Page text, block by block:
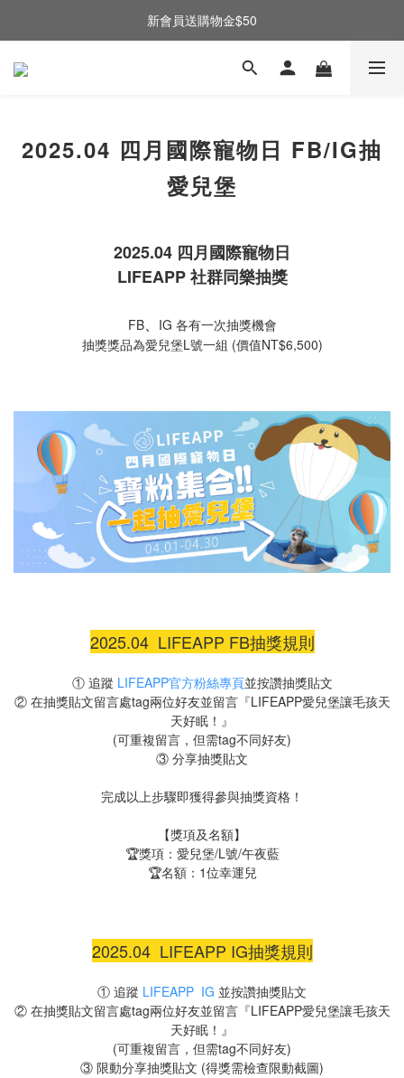
新會員送購物金$50
2025.04 四月國際寵物日 FB/IG抽
愛兒堡
2025.04 四月國際寵物日
LIFEAPP 社群同樂抽獎
FB、
IG 各有一次抽獎機會
抽獎獎品為愛兒堡L號一組 (價值NT$6,500)
2025.04 LIFEAPP FB抽獎規則
① 追蹤 LIFEAPP官方粉絲專頁並按讚抽獎貼文
② 在抽獎貼文留言處tag兩位好友並留言『LIFEAPP愛兒堡讓毛孩天
天好眠！』
(可重複留言，但需tag不同好友)
③ 分享抽獎貼文
完成以上步驟即獲得參與抽獎資格！
【獎項及名額】
🏆獎項：愛兒堡/L號/午夜藍
🏆名額：1位幸運兒
2025.04 LIFEAPP IG抽獎規則
① 追蹤 LIFEAPP IG 並按讚抽獎貼文
② 在抽獎貼文留言處tag兩位好友並留言『LIFEAPP愛兒堡讓毛孩天
天好眠！』
(可重複留言，但需tag不同好友)
③ 限動分享抽獎貼文 (得獎需檢查限動截圖)